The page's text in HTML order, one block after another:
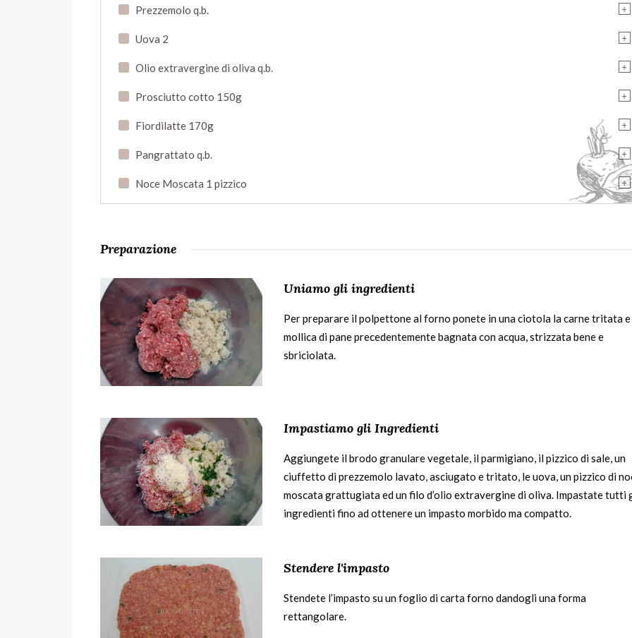
+
Prezzemolo q.b.
+
Uova 2
+
Olio extravergine di oliva q.b.
+
Prosciutto cotto 150g
+
Fiordilatte 170g
+
Pangrattato q.b.
+
Noce Moscata 1 pizzico
Preparazione
Uniamo gli ingredienti
Per preparare il polpettone al forno ponete in una ciotola la carne tritata
mollica di pane precedentemente bagnata con acqua, strizzata bene e
sbriciolata.
Impastiamo gli Ingredienti
Aggiungete il brodo granulare vegetale, il parmigiano, il pizzico di sale, un
ciuffetto di prezzemolo lavato, asciugato e tritato, le uova, un pizzico di
moscata grattugiata ed un filo d’olio extravergine di oliva. Impastate tutti
ingredienti fino ad ottenere un impasto morbido ma compatto.
Stendere l'impasto
Stendete l’impasto su un foglio di carta forno dandogli una forma
rettangolare.